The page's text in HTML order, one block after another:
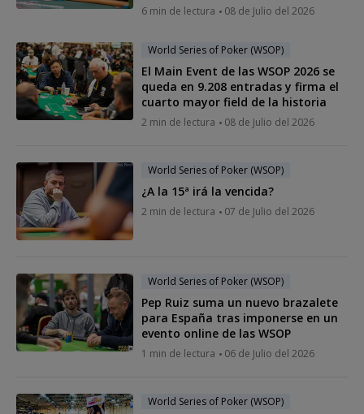
6 min de lectura 08 de Julio del 2026
World Series of Poker (WSOP)
El Main Event de las WSOP 2026 se
queda en 9.208 entradas y firma el
cuarto mayor field de la historia
2 min de lectura 08 de Julio del 2026
World Series of Poker (WSOP)
¿A la 15ª irá la vencida?
2 min de lectura 07 de Julio del 2026
World Series of Poker (WSOP)
Pep Ruiz suma un nuevo brazalete
para España tras imponerse en un
evento online de las WSOP
1 min de lectura 06 de Julio del 2026
World Series of Poker (WSOP)